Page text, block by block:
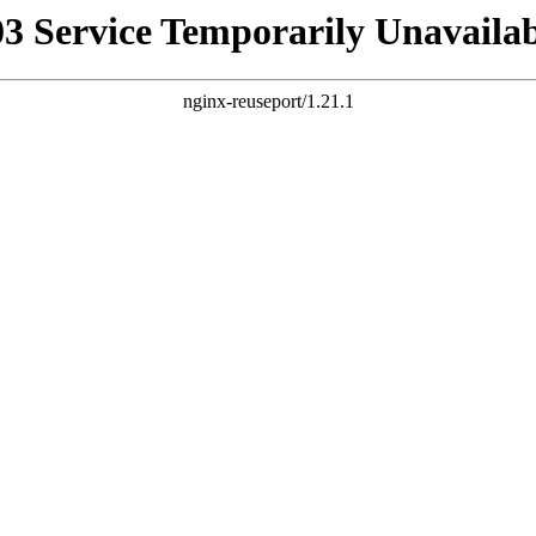
Service Temporarily
nginx-reuseport/1.21.1